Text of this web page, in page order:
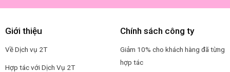
Giới thiệu
Về Dịch vụ 2T
Hợp tác với Dịch Vụ 2T
Chính sách công ty
Giảm 10% cho khách hàng đã từng
hợp tác